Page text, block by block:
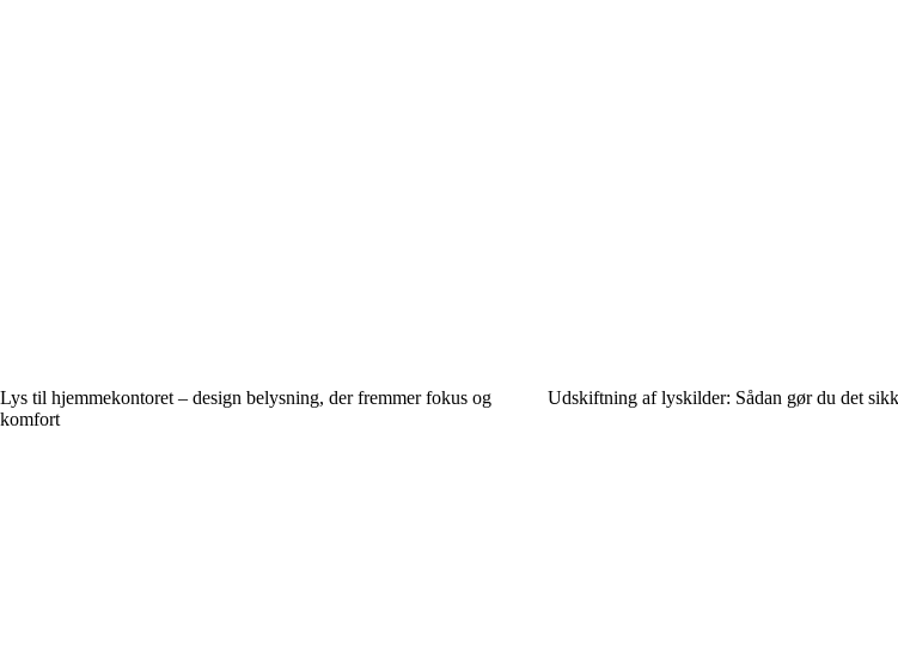
Lys til hjemmekontoret – design belysning, der fremmer fokus og
komfort
Udskiftning af lyskilder: Sådan gør du det